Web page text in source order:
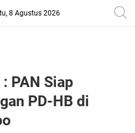
8 Agustus 2026
PAN Siap
PD-HB di